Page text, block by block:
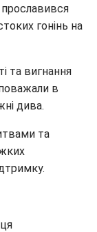
прославився
гонінь на
та вигнання
в
дива.
та